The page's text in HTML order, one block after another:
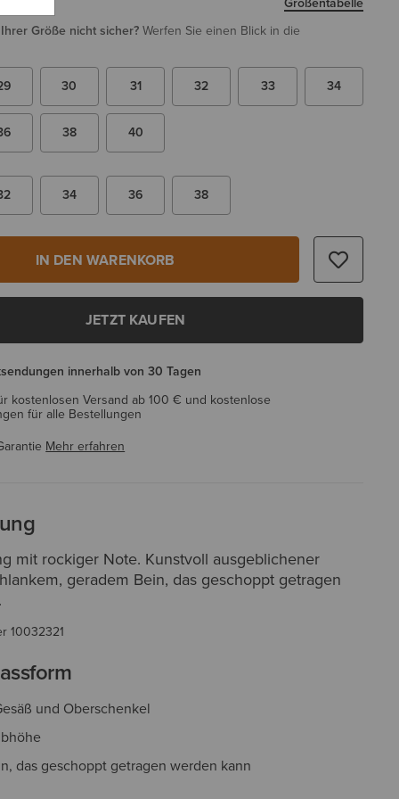
Größe nicht sicher?Werfen Sie einen Blick in die
30 31 32 33 34
38 40
34 36 38
IN DEN WARENKORB
JETZT KAUFEN
innerhalb von 30 Tagen
kostenlosen Versand ab 100 € und kostenlose
für alle Bestellungen
Mehr erfahren
mit rockiger Note. Kunstvoll ausgeblichener
geradem Bein, das geschoppt getragen
10032321
und Oberschenkel
das geschoppt getragen werden kann